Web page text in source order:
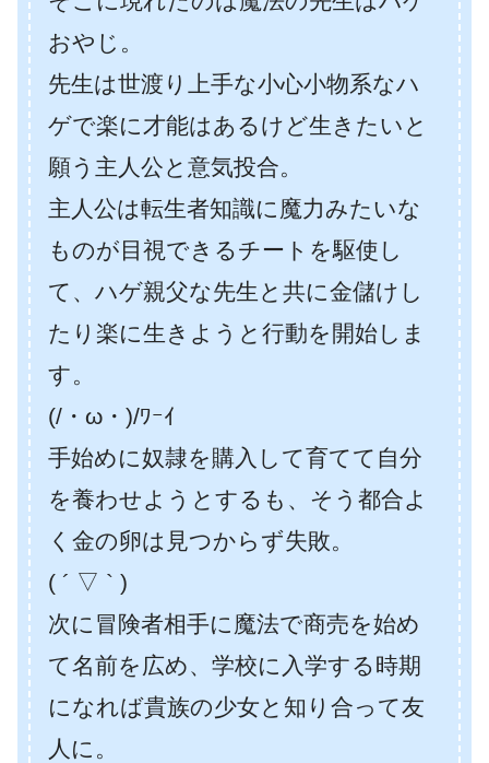
おやじ。
先生は世渡り上手な小心小物系なハ
ゲで楽に才能はあるけど生きたいと
願う主人公と意気投合。
主人公は転生者知識に魔力みたいな
ものが目視できるチートを駆使し
て、ハゲ親父な先生と共に金儲けし
たり楽に生きようと行動を開始しま
す。
(/・ω・)/ﾜｰｲ
手始めに奴隷を購入して育てて自分
を養わせようとするも、そう都合よ
く金の卵は見つからず失敗。
( ´ ▽ ` )
次に冒険者相手に魔法で商売を始め
て名前を広め、学校に入学する時期
になれば貴族の少女と知り合って友
人に。